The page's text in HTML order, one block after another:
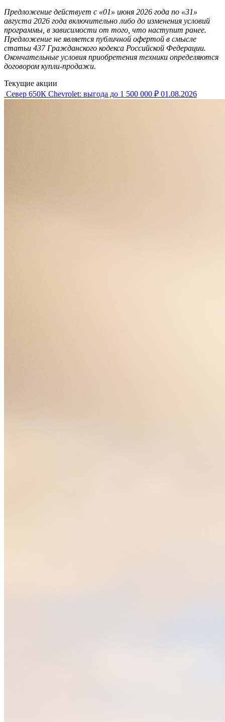
Предложение действует с «01» июня 2026 года по «31»
августа 2026 года включительно либо до изменения условий
программы, в зависимости от того, что наступит ранее.
Предложение не является публичной офертой в смысле
статьи 437 Гражданского кодекса Российской Федерации.
Окончательные условия приобретения техники определяются
договором купли-продажи.
Текущие акции
Север 650К Chevrolet: выгода до 1 500 000 ₽ 01.08.2026